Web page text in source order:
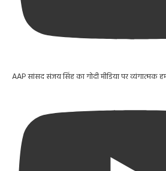
AAP सांसद संजय सिंह का गोदी मीडिया पर व्यंगात्मक